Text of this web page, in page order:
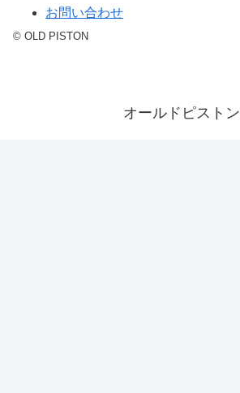
お問い合わせ
© OLD PISTON
オールドピストン